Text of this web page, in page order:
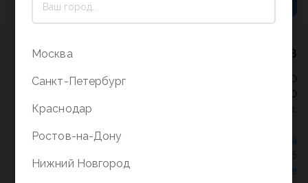
8 (800) 5000-338
Режим работы - 9:30-20:00
в выходные и праздники - 10:00-19:00
без перерыва и выходных.
Политика конфиденциальности
СОГЛАСИЕ на
Соглашение об
использовании cookie-файлов
Москва
Санкт-Петербург
Краснодар
Ростов-на-Дону
Нижний Новгород